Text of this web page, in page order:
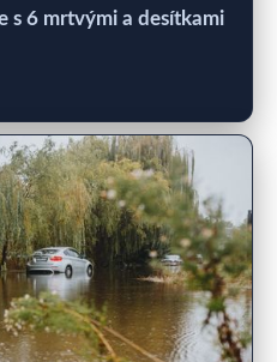
s 6 mrtvými a desítkami